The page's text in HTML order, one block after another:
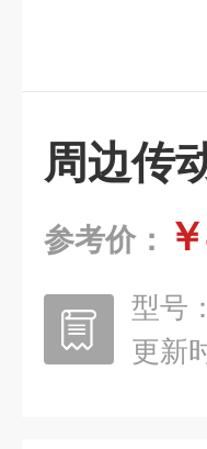
周边传
参考价：
型号：
更新